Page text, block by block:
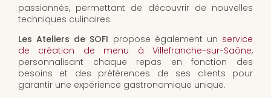
passionnés, permettant de découvrir de nouvelles
techniques culinaires.
Les Ateliers de SOFI propose également un service
de création de menu à Villefranche-sur-Saône,
personnalisant chaque repas en fonction des
besoins et des préférences de ses clients pour
garantir une expérience gastronomique unique.